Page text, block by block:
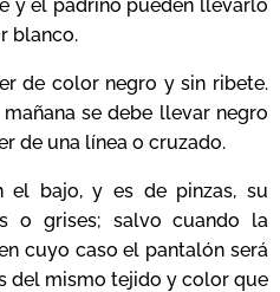
y el padrino pueden llevarlo
blanco.
de color negro y sin ribete.
se debe llevar negro
de una línea o cruzado.
el bajo, y es de pinzas, su
o grises; salvo cuando la
cuyo caso el pantalón será
del mismo tejido y color que